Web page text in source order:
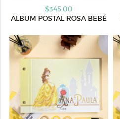
$345.00
ALBUM POSTAL ROSA BEBÉ